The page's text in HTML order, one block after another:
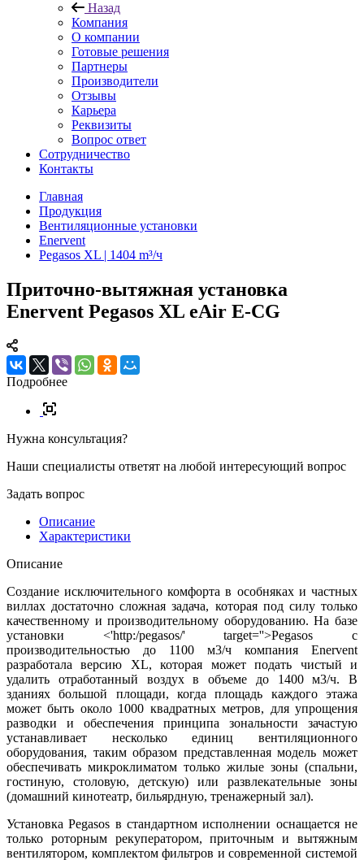
Назад
Компания
О компании
Готовые решения
Партнеры
Производители
Отзывы
Карьера
Реквизиты
Вопрос ответ
Сотрудничество
Контакты
Главная
Продукция
Вентиляционные установки
Enervent
Pegasos XL | 1404 m³/ч
Приточно-вытяжная установка
Enervent Pegasos XL eAir E-CG
Подробнее
Нужна консультация?
Наши специалисты ответят на любой интересующий вопрос
Задать вопрос
Описание
Характеристики
Описание
Создание исключительного комфорта в особняках и частных
виллах достаточно сложная задача, которая под силу только
качественному и производительному оборудованию. На базе
установки <'http:/pegasos/' target=''>Pegasos с
производительностью до 1100 м3/ч компания Enervent
разработала версию XL, которая может подать чистый и
удалить отработанный воздух в объеме до 1400 м3/ч. В
зданиях большой площади, когда площадь каждого этажа
может быть около 1000 квадратных метров, для упрощения
разводки и обеспечения принципа зональности зачастую
устанавливает несколько единиц вентиляционного
оборудования, таким образом представленная модель может
обеспечивать микроклиматом только жилые зоны (спальни,
гостиную, столовую, детскую) или развлекательные зоны
(домашний кинотеатр, бильярдную, тренажерный зал).
Установка Pegasos в стандартном исполнении оснащается не
только роторным рекуператором, приточным и вытяжным
вентилятором, комплектом фильтров и современной системой